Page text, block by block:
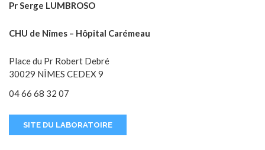
Pr Serge LUMBROSO
CHU de Nîmes – Hôpital Carémeau
Place du Pr Robert Debré
30029 NÎMES CEDEX 9
04 66 68 32 07
SITE DU LABORATOIRE